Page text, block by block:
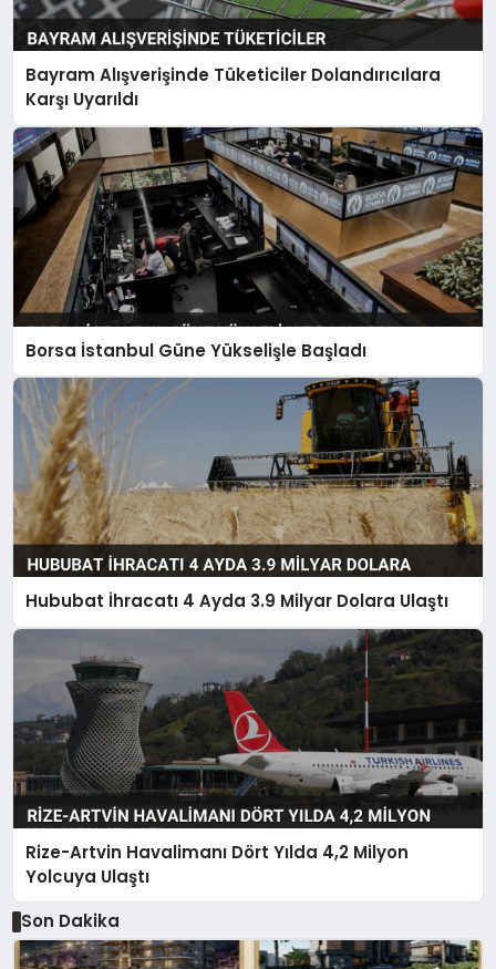
Bayram Alışverişinde Tüketiciler Dolandırıcılara
Karşı Uyarıldı
Borsa İstanbul Güne Yükselişle Başladı
Hububat İhracatı 4 Ayda 3.9 Milyar Dolara Ulaştı
Rize-Artvin Havalimanı Dört Yılda 4,2 Milyon
Yolcuya Ulaştı
Son Dakika